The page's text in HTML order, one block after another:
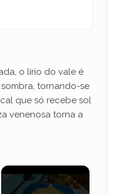
o lírio do vale é
tornando-se
que só recebe sol
venenosa torna a